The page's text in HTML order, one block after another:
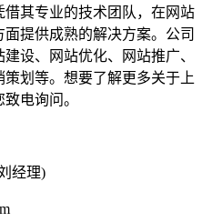
其专业的技术团队，在网站
提供成熟的解决方案。公司
设、网站优化、网站推广、
划等。想要了解更多关于上
电询问。
经理)